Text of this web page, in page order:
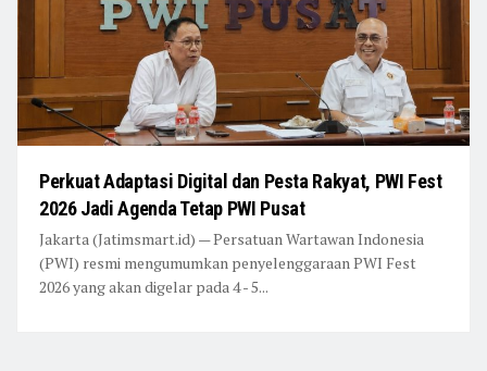
Perkuat Adaptasi Digital dan Pesta Rakyat, PWI Fest
2026 Jadi Agenda Tetap PWI Pusat
Jakarta (Jatimsmart.id) — Persatuan Wartawan Indonesia
(PWI) resmi mengumumkan penyelenggaraan PWI Fest
2026 yang akan digelar pada 4 - 5...